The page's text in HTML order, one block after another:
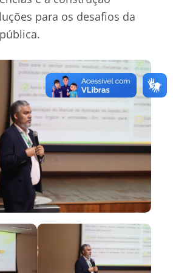
para os desafios da